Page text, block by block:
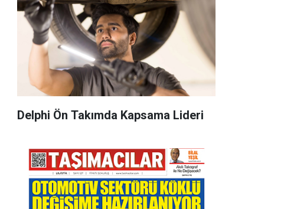
Delphi Ön Takımda Kapsama Lideri